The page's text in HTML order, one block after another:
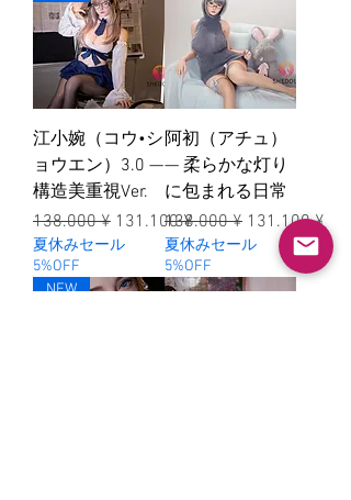
江小婉（コウ•シ
ョウエン）3.0 —
構造美重視Ver.
一般價格
138.000 ¥ 促銷價格
131.100 ¥
夏休みセール
5%OFF
阿初（アチュ）
— 柔らかな灯り
に包まれる日常
一般價格
138.000 ¥ 促銷價格
131.100 ¥
夏休みセール
5%OFF
NEW